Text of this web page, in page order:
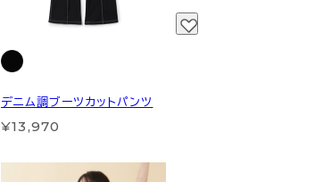
デニム調ブーツカットパンツ
¥13,970